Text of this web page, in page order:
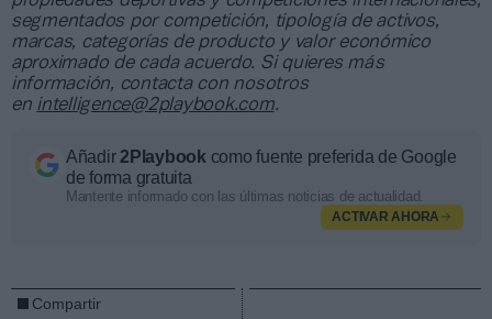
segmentados por competición, tipología de activos,
marcas, categorías de producto y valor económico
aproximado de cada acuerdo. Si quieres más
información, contacta con nosotros
en intelligence@2playbook.com.
Añadir2Playbook como fuente preferida de Google
de forma gratuita
Mantente informado con las últimas noticias de actualidad.
ACTIVAR AHORA
Compartir